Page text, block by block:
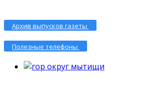
Архив выпусков газеты
Полезные телефоны